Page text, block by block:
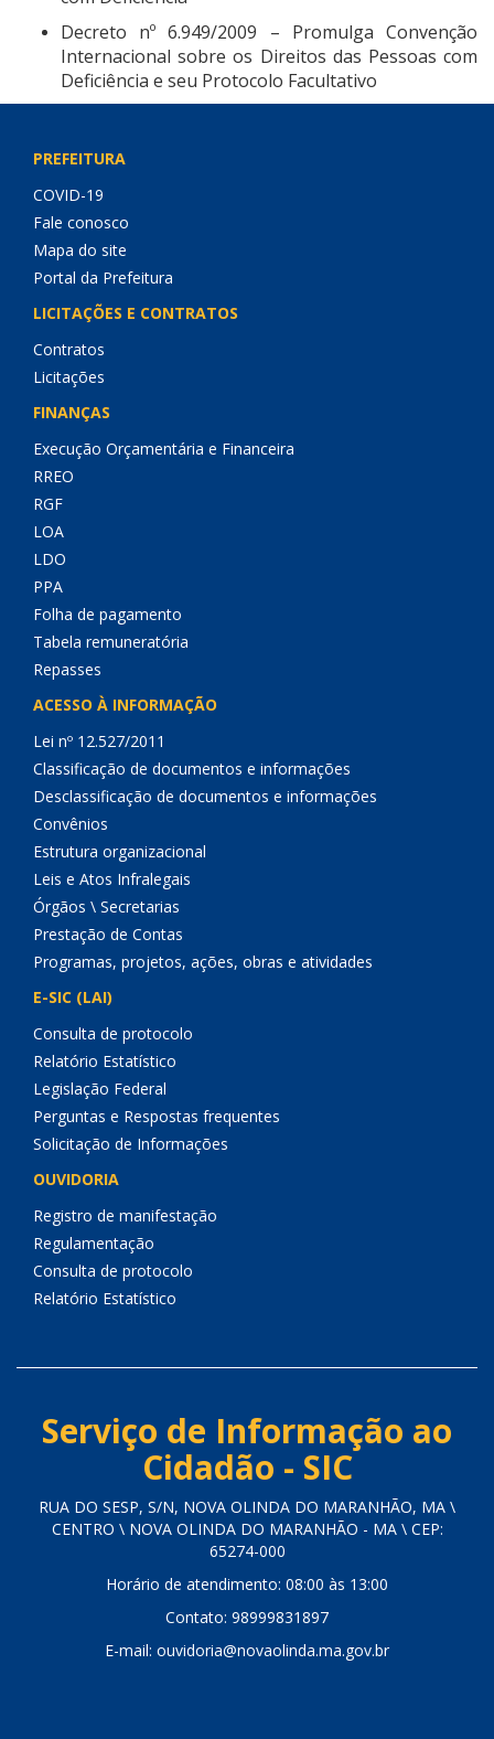
Decreto nº 6.949/2009 – Promulga Convenção
Internacional sobre os Direitos das Pessoas com
Deficiência e seu Protocolo Facultativo
PREFEITURA
COVID-19
Fale conosco
Mapa do site
Portal da Prefeitura
LICITAÇÕES E CONTRATOS
Contratos
Licitações
FINANÇAS
Execução Orçamentária e Financeira
RREO
RGF
LOA
LDO
PPA
Folha de pagamento
Tabela remuneratória
Repasses
ACESSO À INFORMAÇÃO
Lei nº 12.527/2011
Classificação de documentos e informações
Desclassificação de documentos e informações
Convênios
Estrutura organizacional
Leis e Atos Infralegais
Órgãos \ Secretarias
Prestação de Contas
Programas, projetos, ações, obras e atividades
E-SIC (LAI)
Consulta de protocolo
Relatório Estatístico
Legislação Federal
Perguntas e Respostas frequentes
Solicitação de Informações
OUVIDORIA
Registro de manifestação
Regulamentação
Consulta de protocolo
Relatório Estatístico
Serviço de Informação ao
Cidadão - SIC
RUA DO SESP, S/N, NOVA OLINDA DO MARANHÃO, MA \
CENTRO \ NOVA OLINDA DO MARANHÃO - MA \ CEP:
65274-000
Horário de atendimento: 08:00 às 13:00
Contato: 98999831897
E-mail: ouvidoria@novaolinda.ma.gov.br